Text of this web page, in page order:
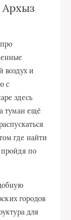
воздух и
с
здесь
туман ещё
где найти
по
городов
для